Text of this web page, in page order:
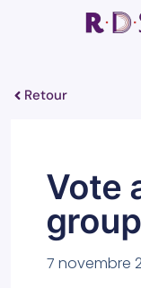
Retour
Vote
7 novembre